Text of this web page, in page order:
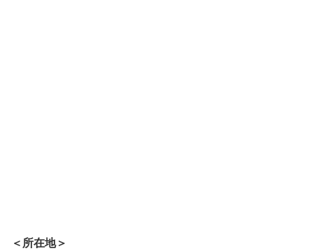
＜所在地＞